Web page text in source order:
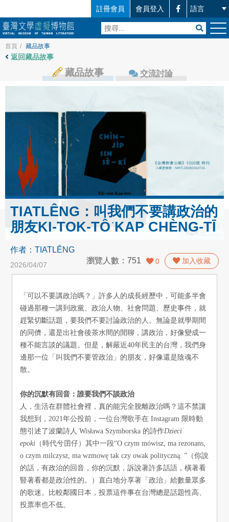
註冊會員 會員登入
首頁 / 藏品故事
返回藏品故事
藏品故事 交流討論
TIATLÊNG：叫我們不要講政治的
朋友KI-TOK-TÔ͘ KAP CHÈNG-TĪ
作者： TIATLÊNG
2026/04/07 瀏覽人數： 751 0 加入收藏
「可以不要講政治嗎？」許多人的成長經歷中，可能多半會
碰過那種一講到政黨、政治人物、社會問題、歷史事件，就
趕緊切斷話題，要我們不要討論政治的人。無論是就學期間
的同儕，還是出社會後茶水間的閒聊，講政治，好像變成一
種不能言談的議題。但是，解嚴近40年民主的台灣，我們身
邊那一位「叫我們不要管政治」的朋友，好像還是陰魂不
散。
你的沉默有回音：誰要我們不談政治
人，生活在群體社會裡，真的能完全脫離政治嗎？這不禁讓
我想到，2021年公投前，一位台灣歌手在 Instagram 限時動
態引述了波蘭詩人 Wisława Szymborska 的詩作Dzieci
epoki（時代兮囝仔）其中一段“O czym mówisz, ma rezonans,
o czym milczysz, ma wzmowę tak czy owak polityczną. ”（你說
的話，有政治的回音，你的沉默，訴說著許多話語，橫著看
豎著看都是政治性的。）直白地分享著「政治」給數量眾多
的歌迷。比較鄰國日本，投票這件事在台灣總是話題性高、
投票率也不低。